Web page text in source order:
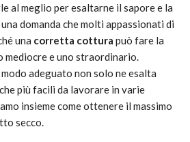
al meglio per esaltarne il sapore e la
domanda che molti appassionati di
una corretta cottura può fare la
e uno straordinario.
adeguato non solo ne esalta
più facili da lavorare in varie
insieme come ottenere il massimo
secco.